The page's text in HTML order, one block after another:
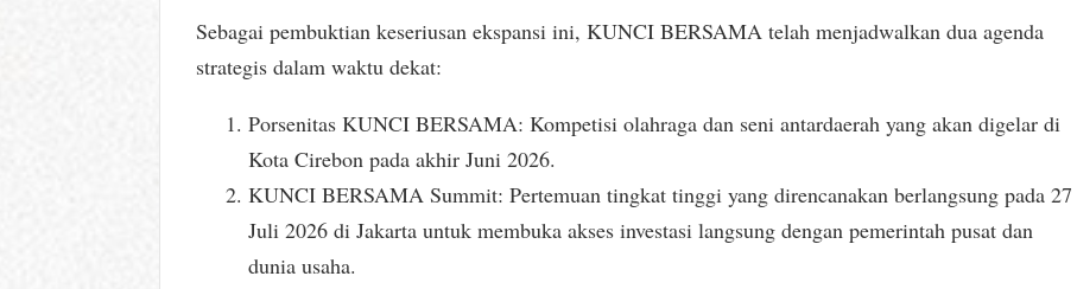
Sebagai pembuktian keseriusan ekspansi ini, KUNCI BERSAMA telah menjadwalkan dua agenda
strategis dalam waktu dekat:
Porsenitas KUNCI BERSAMA: Kompetisi olahraga dan seni antardaerah yang akan digelar di
Kota Cirebon pada akhir Juni 2026.
KUNCI BERSAMA Summit: Pertemuan tingkat tinggi yang direncanakan berlangsung pada 27
Juli 2026 di Jakarta untuk membuka akses investasi langsung dengan pemerintah pusat dan
dunia usaha.